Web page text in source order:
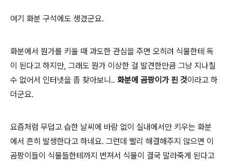
여기 화분 구석에도 생겼군요.
화분에서 뭔가를 키울 때 과도한 관심을 주면 오히려 식물한테 독
이 된다고 하지만, 그래도 뭔가 이상한 걸 발견한만큼 그냥 지나칠
수 없어서 인터넷을 좀 찾아보니.. 화분에 곰팡이가 핀 것이라고 하
더군요.
요즘처럼 무덥고 습한 날씨에 바람 없이 실내에서만 키우는 화분
에서 흔히 발생한다고 하네요. 그런데 빨리 해결해주지 않으면 이
곰팡이들이 식물들한테까지 번져서 식물이 결국 말라죽게 된다고